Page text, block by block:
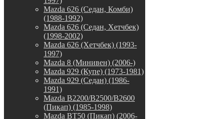
Mazda 626 (Седан, Комби)
(1988-1992)
Mazda 626 (Седан, Хетчбек)
(1998-2002)
Mazda 626 (Хетчбек) (1993-
1997)
Mazda 8 (Минивен) (2006-)
Mazda 929 (Купе) (1973-1981)
Mazda 929 (Седан) (1986-
1991)
Mazda B2200/B2500/B2600
(Пикап) (1985-1998)
Mazda BT50 (Пикап) (2006-